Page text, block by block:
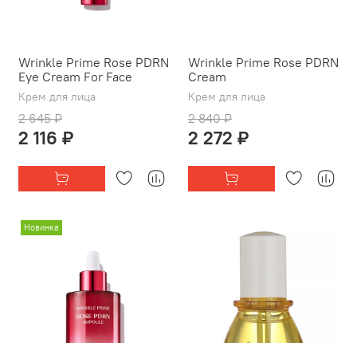
Wrinkle Prime Rose PDRN
Eye Cream For Face
Крем для лица
2 645 ₽
2 116 ₽
Wrinkle Prime Rose PDRN
Cream
Крем для лица
2 840 ₽
2 272 ₽
Новинка